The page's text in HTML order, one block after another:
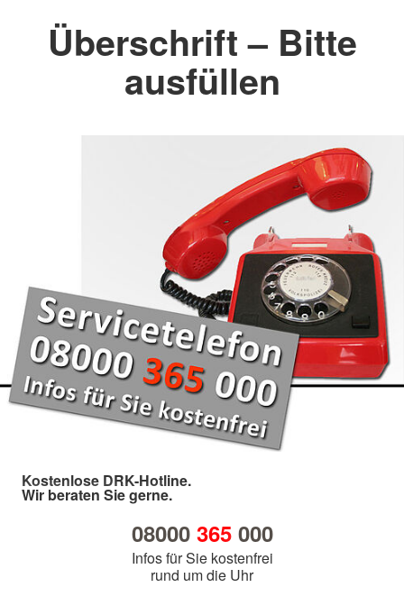
Überschrift – Bitte
ausfüllen
Kostenlose DRK-Hotline.
Wir beraten Sie gerne.
08000 365000
Infos für Sie kostenfrei
rund um die Uhr